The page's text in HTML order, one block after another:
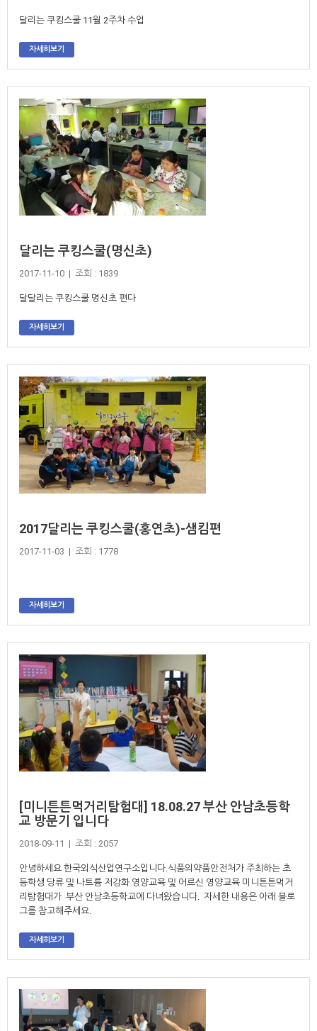
달리는 쿠킹스쿨 11월 2주차 수업
자세히보기
달리는 쿠킹스쿨(명신초)
2017-11-10 | 조회 : 1839
달달리는 쿠킹스쿨 명신초 편다
자세히보기
2017달리는 쿠킹스쿨(홍연초)-샘킴편
2017-11-03 | 조회 : 1778
자세히보기
[미니튼튼먹거리탐험대] 18.08.27 부산 안남초등학
교 방문기 입니다
2018-09-11 | 조회 : 2057
안녕하세요 한국외식산업연구소입니다.식품의약품안전처가 주최하는 초
등학생 당류 및 나트륨 저감화 영양교육 및 어르신 영양교육 미니튼튼먹거
리탐험대가 부산 안남초등학교에 다녀왔습니다. 자세한 내용은 아래 블로
그를 참고해주세요.
자세히보기